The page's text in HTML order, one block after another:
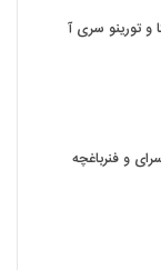
و تورینو سری آ
و فنرباغچه